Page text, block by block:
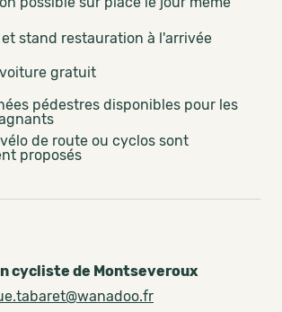
stand restauration à l'arrivée
gratuit
pédestres disponibles pour les
de route ou cyclos sont
proposés
cycliste de Montseveroux